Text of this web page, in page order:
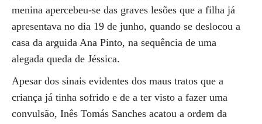
menina apercebeu-se das graves lesões que a filha já
apresentava no dia 19 de junho, quando se deslocou a
casa da arguida Ana Pinto, na sequência de uma
alegada queda de Jéssica.
Apesar dos sinais evidentes dos maus tratos que a
criança já tinha sofrido e de a ter visto a fazer uma
convulsão, Inês Tomás Sanches acatou a ordem da